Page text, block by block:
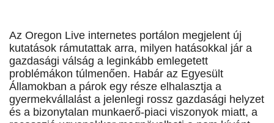
Az Oregon Live internetes portálon megjelent új
kutatások rámutattak arra, milyen hatásokkal jár a
gazdasági válság a leginkább emlegetett
problémákon túlmenően. Habár az Egyesült
Államokban a párok egy része elhalasztja a
gyermekvállalást a jelenlegi rossz gazdasági helyzet
és a bizonytalan munkaerő-piaci viszonyok miatt, a